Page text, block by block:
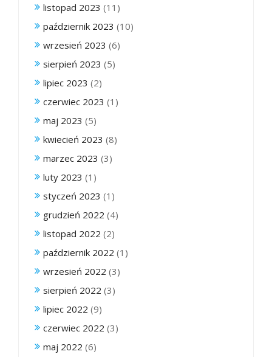
listopad 2023 (11)
październik 2023 (10)
wrzesień 2023 (6)
sierpień 2023 (5)
lipiec 2023 (2)
czerwiec 2023 (1)
maj 2023 (5)
kwiecień 2023 (8)
marzec 2023 (3)
luty 2023 (1)
styczeń 2023 (1)
grudzień 2022 (4)
listopad 2022 (2)
październik 2022 (1)
wrzesień 2022 (3)
sierpień 2022 (3)
lipiec 2022 (9)
czerwiec 2022 (3)
maj 2022 (6)